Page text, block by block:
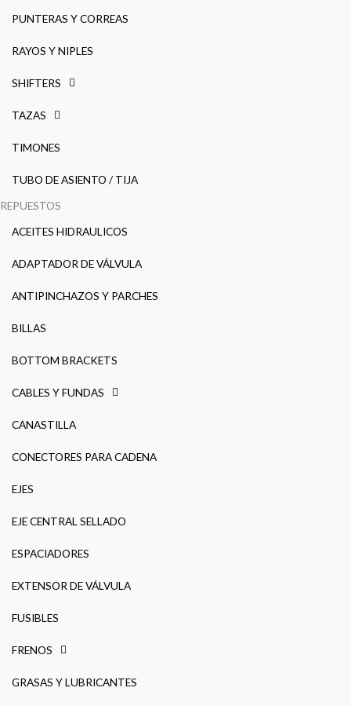
PUNTERAS Y CORREAS
RAYOS Y NIPLES
SHIFTERS
TAZAS
TIMONES
TUBO DE ASIENTO / TIJA
REPUESTOS
ACEITES HIDRAULICOS
ADAPTADOR DE VÁLVULA
ANTIPINCHAZOS Y PARCHES
BILLAS
BOTTOM BRACKETS
CABLES Y FUNDAS
CANASTILLA
CONECTORES PARA CADENA
EJES
EJE CENTRAL SELLADO
ESPACIADORES
EXTENSOR DE VÁLVULA
FUSIBLES
FRENOS
GRASAS Y LUBRICANTES